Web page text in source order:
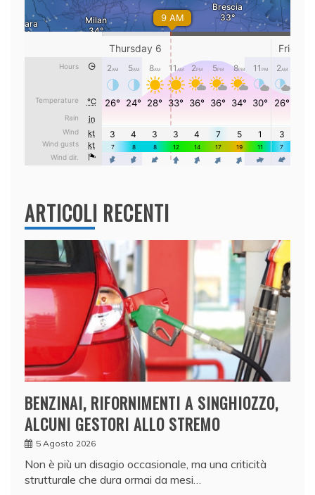
ARTICOLI RECENTI
BENZINAI, RIFORNIMENTI A SINGHIOZZO,
ALCUNI GESTORI ALLO STREMO
5 Agosto 2026
Non è più un disagio occasionale, ma una criticità
strutturale che dura ormai da mesi…